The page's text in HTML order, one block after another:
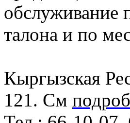
обслуживание
талона и по
Кыргызская
121. См